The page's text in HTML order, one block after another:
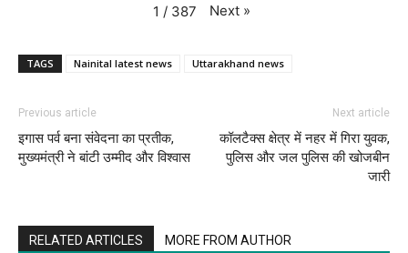
1 / 387 Next »
TAGS Nainital latest news Uttarakhand news
Previous article
इगास पर्व बना संवेदना का प्रतीक,
मुख्यमंत्री ने बांटी उम्मीद और विश्वास
Next article
कॉलटैक्स क्षेत्र में नहर में गिरा युवक,
पुलिस और जल पुलिस की खोजबीन
जारी
RELATED ARTICLES MORE FROM AUTHOR